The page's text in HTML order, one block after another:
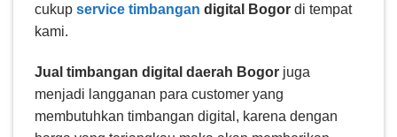
cukup service timbangan digital Bogor di tempat
kami.
Jual timbangan digital daerah Bogor juga
menjadi langganan para customer yang
membutuhkan timbangan digital, karena dengan